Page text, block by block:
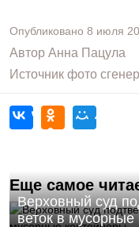
Опубликовано 8 июля
Автор Анна Пацула
Источник фото
Еще самое
Верховный суд
веток в мусорные